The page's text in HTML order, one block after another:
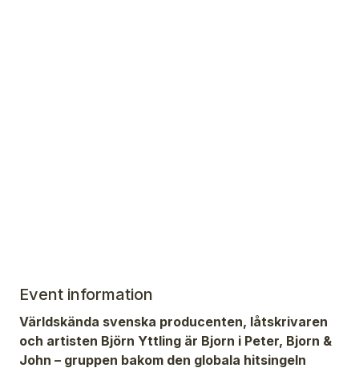
Event information
Världskända svenska producenten, låtskrivaren
och artisten Björn Yttling är Bjorn i Peter, Bjorn &
John – gruppen bakom den globala hitsingeln